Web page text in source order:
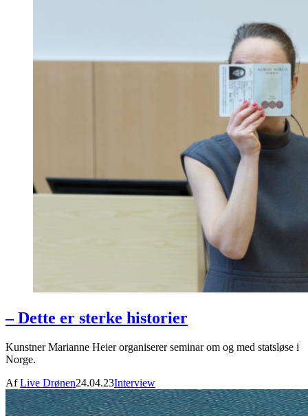
– Dette er sterke historier
Kunstner Marianne Heier organiserer seminar om og med statsløse i
Norge.
AfLive Drønen24.04.23Interview